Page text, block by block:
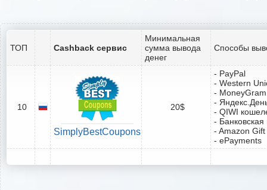
ТОП Cashback сервис
Минимальная
сумма вывода
денег
Способы
10
SimplyBestCoupons
20$
- PayPal
- Western
- MoneyGram
-
- QIWI
-
- Amazon
- ePayments